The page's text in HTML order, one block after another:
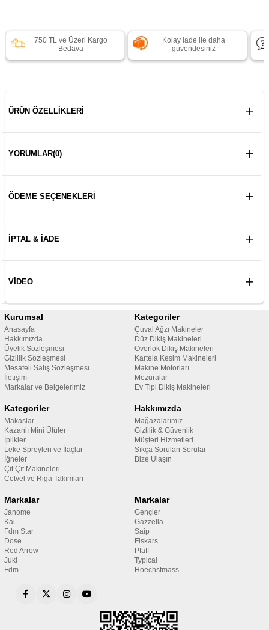
750 TL ve Üzeri Kargo
Bedava
Kolay iade ile daha
güvendesiniz
ÜRÜN ÖZELLIKLERI
YORUMLAR(0)
ÖDEME SEÇENEKLERI
İPTAL & İADE
VIDEO
Kurumsal
Anasayfa
Hakkımızda
Üyelik Sözleşmesi
Gizlilik Sözleşmesi
Mesafeli Satış Sözleşmesi
İletişim
Markalar ve Belgelerimiz
Kategoriler
Çuval Ağzı Makineler
Düz Dikiş Makineleri
Overlok Dikiş Makineleri
Kartela Kesim Makineleri
Makine Motorları
Mezuralar
Ev Tipi Dikiş Makineleri
Kategoriler
Makaslar
Kazanlı Mini Ütüler
İplikler
Leke Spreyleri ve İlaçlar
İğneler
Çıt Çıt Makineleri
Cetvel ve Riga Takımları
Hakkımızda
Mağazalarımız
Gizlilik & Güvenlik
Müşteri Hizmetleri
Sıkça Sorulan Sorular
Bize Ulaşın
Markalar
Janome
Kai
Fdm Star
Dose
Red Arrow
Juki
Fdm
Markalar
Gençler
Gazzella
Saip
Fiskars
Pfaff
Typical
Hoechstmass